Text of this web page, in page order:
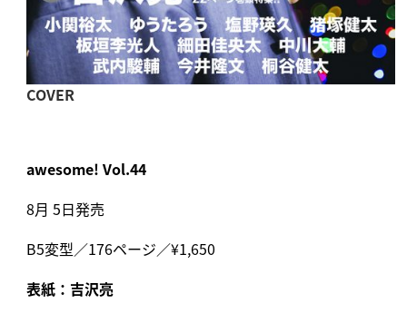
COVER
awesome! Vol.44
8月 5日発売
B5変型／176ページ／¥1,650
表紙：吉沢亮